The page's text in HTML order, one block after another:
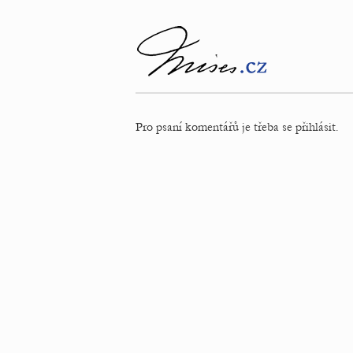
Pro psaní komentářů je třeba se přihlásit.